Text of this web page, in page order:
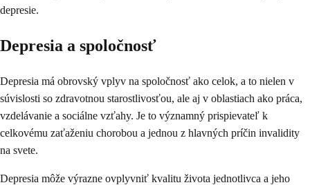
depresie.
Depresia a spoločnosť
Depresia má obrovský vplyv na spoločnosť ako celok, a to nielen v
súvislosti so zdravotnou starostlivosťou, ale aj v oblastiach ako práca,
vzdelávanie a sociálne vzťahy. Je to významný prispievateľ k
celkovému zaťaženiu chorobou a jednou z hlavných príčin invalidity
na svete.
Depresia môže výrazne ovplyvniť kvalitu života jednotlivca a jeho